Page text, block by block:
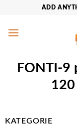
zawartości
ADD
FONTI-9
120
KATEGORIE